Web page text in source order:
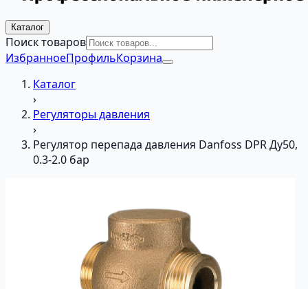
Каталог
Поиск товаров
ИзбранноеПрофильКорзина
Каталог
›
Регуляторы давления
›
Регулятор перепада давления Danfoss DPR Ду50,
0.3-2.0 бар